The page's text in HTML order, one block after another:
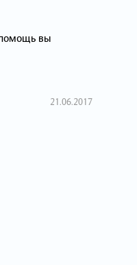
вы
21.06.2017